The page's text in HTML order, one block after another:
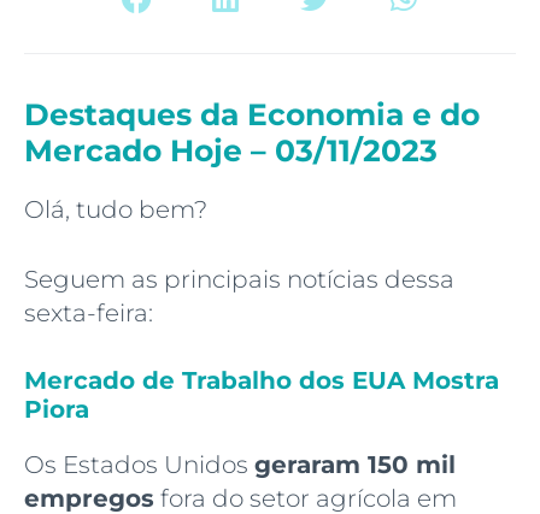
Destaques da Economia e do
Mercado Hoje – 03/11/2023
Olá, tudo bem?
Seguem as principais notícias dessa
sexta-feira:
Mercado de Trabalho dos EUA Mostra
Piora
Os Estados Unidos geraram 150 mil
empregos fora do setor agrícola em